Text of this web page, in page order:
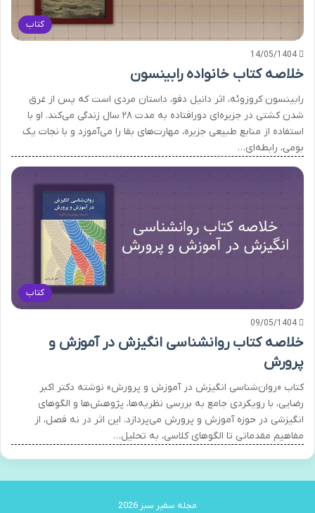
کتاب
14/05/1404
خلاصه کتاب خانواده رابینسون
رابینسون کروزوئه، اثر دانیل دفو، داستان مردی است که پس از غرق
شدن کشتی در جزیره‌ای دورافتاده به مدت ۲۸ سال زندگی می‌کند. او با
استفاده از منابع طبیعی جزیره، مهارت‌های بقا را می‌آموزد و با نجات یک
بومی، رابطه‌ای…
کتاب
09/05/1404
خلاصه کتاب روانشناسی انگیزش در آموزش و
پرورش
کتاب «روان‌شناسی انگیزش در آموزش و پرورش» نوشته دکتر اکبر
رضایی، با رویکردی جامع به بررسی نظریه‌ها، پژوهش‌ها و الگوهای
انگیزشی در حوزه آموزش و پرورش می‌پردازد. این اثر در نه فصل، از
مفاهیم مقدماتی تا الگوهای کلاسی، به تحلیل…
مجله سفیر سبز 2026